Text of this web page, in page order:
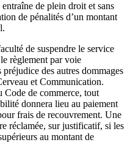
de plein droit et sans
de pénalités d’un montant
de suspendre le service
règlement par voie
des autres dommages
et Communication.
Code de commerce, tout
donnera lieu au paiement
frais de recouvrement. Une
réclamée, sur justificatif, si les
au montant de